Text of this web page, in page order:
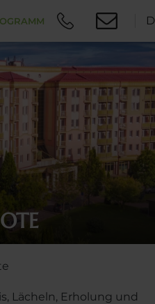
Lächeln, Erholung und